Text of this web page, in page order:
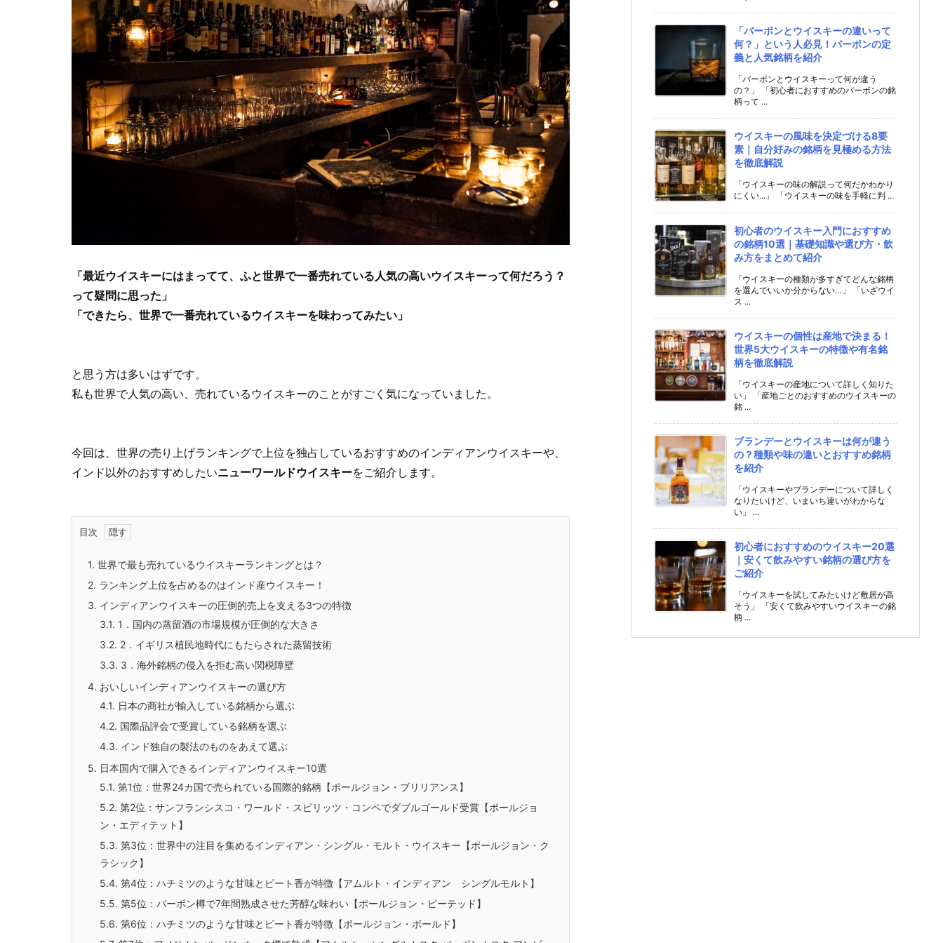
「最近ウイスキーにはまってて、ふと世界で一番売れている人気の高いウイスキーって何だろう？
って疑問に思った」
「できたら、世界で一番売れているウイスキーを味わってみたい」
と思う方は多いはずです。
私も世界で人気の高い、売れているウイスキーのことがすごく気になっていました。
今回は、 世界の売り上げランキングで上位を独占しているおすすめのインディアンウイスキーや、
インド以外のおすすめしたいニューワールドウイスキーをご紹介します。
目次
1. 世界で最も売れているウイスキーランキングとは？
2. ランキング上位を占めるのはインド産ウイスキー！
3. インディアンウイスキーの圧倒的売上を支える3つの特徴
3.1. 1．国内の蒸留酒の市場規模が圧倒的な大きさ
3.2. 2．イギリス植民地時代にもたらされた蒸留技術
3.3. 3．海外銘柄の侵入を拒む高い関税障壁
4. おいしいインディアンウイスキーの選び方
4.1. 日本の商社が輸入している銘柄から選ぶ
4.2. 国際品評会で受賞している銘柄を選ぶ
4.3. インド独自の製法のものをあえて選ぶ
5. 日本国内で購入できるインディアンウイスキー10選
5.1. 第1位：世界24カ国で売られている国際的銘柄【ポールジョン・ブリリアンス】
5.2. 第2位：サンフランシスコ・ワールド・スピリッツ・コンペでダブルゴールド受賞【ポールジョ
ン・エディテット】
5.3. 第3位：世界中の注目を集めるインディアン・シングル・モルト・ウイスキー【ポールジョン・ク
ラシック】
5.4. 第4位：ハチミツのような甘味とピート香が特徴【アムルト・インディアン シングルモルト】
5.5. 第5位：バーボン樽で7年間熟成させた芳醇な味わい【ポールジョン・ピーテッド】
5.6. 第6位：ハチミツのような甘味とピート香が特徴【ポールジョン・ボールド】
「バーボンとウイスキーの違いって
何？」という人必見！バーボンの定
義と人気銘柄を紹介
「バーボンとウイスキーって何が違う
の？」 「初心者におすすめのバーボンの銘
柄って ...
ウイスキーの風味を決定づける8要
素｜自分好みの銘柄を見極める方法
を徹底解説
「ウイスキーの味の解説って何だかわかり
にくい...」 「ウイスキーの味を手軽に判 ...
初心者のウイスキー入門におすすめ
の銘柄10選｜基礎知識や選び方・飲
み方をまとめて紹介
「ウイスキーの種類が多すぎてどんな銘柄
を選んでいいか分からない…」 「いざウイ
ス ...
ウイスキーの個性は産地で決まる！
世界5大ウイスキーの特徴や有名銘
柄を徹底解説
「ウイスキーの産地について詳しく知りた
い」 「産地ごとのおすすめのウイスキーの
銘 ...
ブランデーとウイスキーは何が違う
の？種類や味の違いとおすすめ銘柄
を紹介
「ウイスキーやブランデーについて詳しく
なりたいけど、いまいち違いがわからな
い」 ...
初心者におすすめのウイスキー20選
｜安くて飲みやすい銘柄の選び方を
ご紹介
「ウイスキーを試してみたいけど敷居が高
そう」 「安くて飲みやすいウイスキーの銘
柄 ...